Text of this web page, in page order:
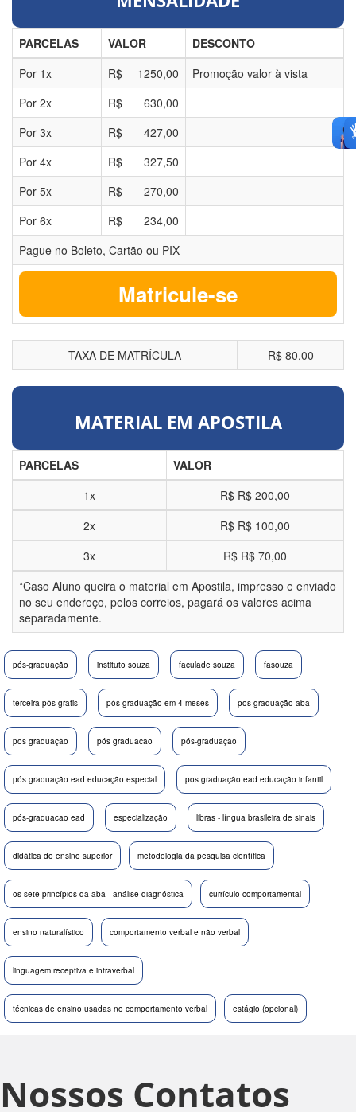
PARCELAS VALOR
DESCONTO
Por 1x R$ 1250,00
Promoção valor à vista
Por 2x R$
630,00
Por 3x R$
427,00
Por 4x R$
327,50
Por 5x R$
270,00
Por 6x R$
234,00
Pague no Boleto, Cartão ou PIX
Matricule-se
TAXA DE MATRÍCULA R$ 80,00
MATERIAL EM APOSTILA
PARCELAS
VALOR
1x
R$ R$ 200,00
2x
R$ R$ 100,00
3x
R$ R$ 70,00
*Caso Aluno queira o material em Apostila, impresso e enviado
no seu endereço, pelos correios, pagará os valores acima
separadamente.
pós-graduação instituto souza faculade souza fasouza
terceira pós gratis pós graduação em 4 meses pos graduação aba
pos graduação pós graduacao pós-graduação
pós graduação ead educação especial pos graduação ead educação infantil
pós-graduacao ead especialização libras - língua brasileira de sinais
didática do ensino superior metodologia da pesquisa científica
os sete princípios da aba - análise diagnóstica currículo comportamental
ensino naturalístico comportamento verbal e não verbal
linguagem receptiva e intraverbal
técnicas de ensino usadas no comportamento verbal estágio (opcional)
Nossos Contatos